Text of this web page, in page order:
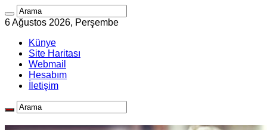
6 Ağustos 2026, Perşembe
Künye
Site Haritası
Webmail
Hesabım
İletişim